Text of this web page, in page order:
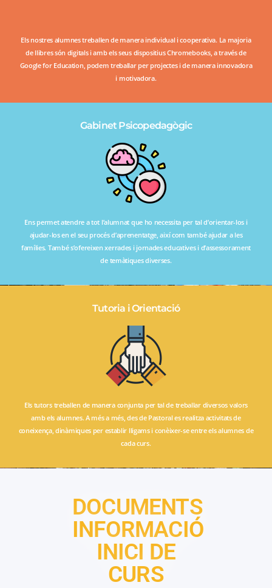
Els nostres alumnes treballen de manera individual i cooperativa. La majoria
de llibres són digitals i amb els seus dispositius Chromebooks, a través de
Google for Education, podem treballar per projectes i de manera innovadora
i motivadora.
Gabinet Psicopedagògic
Ens permet atendre a tot l’alumnat que ho necessita per tal d’orientar-los i
ajudar-los en el seu procés d’aprenentatge, així com també ajudar a les
famílies. També s’ofereixen xerrades i jornades educatives i d’assessorament
de temàtiques diverses.
Tutoria i Orientació
Els tutors treballen de manera conjunta per tal de treballar diversos valors
amb els alumnes. A més a més, des de Pastoral es realitza activitats de
coneixença, dinàmiques per establir lligams i conèixer-se entre els alumnes de
cada curs.
DOCUMENTS
INFORMACIÓ
INICI DE
CURS